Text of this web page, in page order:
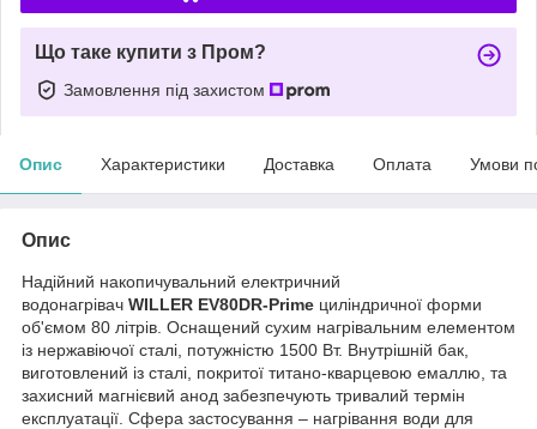
Що таке купити з Пром?
Замовлення під захистом
Опис Характеристики Доставка Оплата Умови
Опис
Надійний накопичувальний електричний
водонагрівач WILLER EV80DR-Prime циліндричної форми
об'ємом 80 літрів. Оснащений сухим нагрівальним елементом
із нержавіючої сталі, потужністю 1500 Вт. Внутрішній бак,
виготовлений із сталі, покритої титано-кварцевою емаллю, та
захисний магнієвий анод забезпечують тривалий термін
експлуатації. Сфера застосування – нагрівання води для